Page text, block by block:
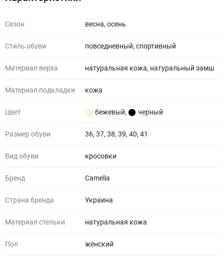
Сезон весна, осень
Стиль обуви повседневный, спортивный
Материал верха натуральная кожа, натуральный замш
Материал подкладки кожа
Цвет бежевый, черный
Размер обуви 36, 37, 38, 39, 40, 41
Вид обуви кросовки
Бренд Camelia
Страна бренда Украина
Материал стельки натуральная кожа
Пол женский